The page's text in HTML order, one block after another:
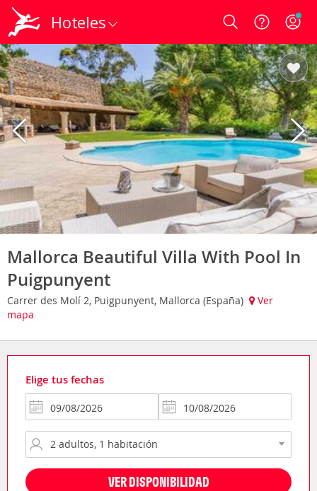
Hoteles Login
Mallorca Beautiful Villa With Pool In
Puigpunyent
Carrer des Molí 2, Puigpunyent, Mallorca (España)
Ver
mapa
Elige tus fechas
VER DISPONIBILIDAD